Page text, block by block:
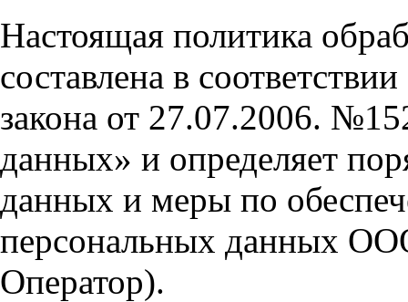
Настоящая политика
составлена в
закона от 27.07.2006.
данных» и определяет
данных и меры по
персональных данных
Оператор).